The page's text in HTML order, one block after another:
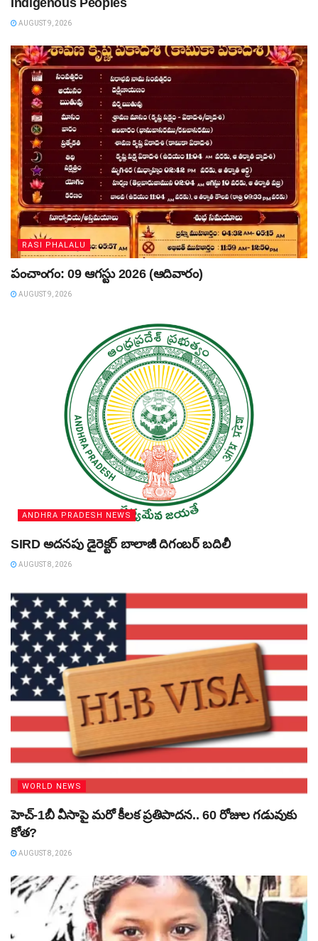
AUGUST 9, 2026
RASI PHALALU
పంచాంగం: 09 ఆగస్టు 2026 (ఆదివారం)
AUGUST 9, 2026
ANDHRA PRADESH NEWS
SIRD అదనపు డైరెక్టర్‌ బాలాజీ దిగంబర్‌ బదిలీ
AUGUST 8, 2026
WORLD NEWS
హెచ్‌-1బీ వీసాపై మరో కీలక ప్రతిపాదన.. 60 రోజుల గడువుకు
కోత?
AUGUST 8, 2026